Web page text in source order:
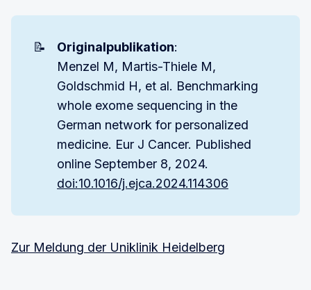
📝 Originalpublikation:
Menzel M, Martis-Thiele M,
Goldschmid H, et al. Benchmarking
whole exome sequencing in the
German network for personalized
medicine. Eur J Cancer. Published
online September 8, 2024.
doi:10.1016/j.ejca.2024.114306
Zur Meldung der Uniklinik Heidelberg